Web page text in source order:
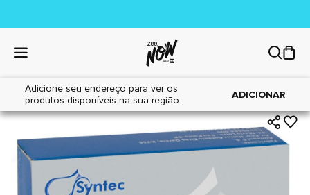
Adicione seu endereço para ver os
produtos disponíveis na sua região.
ADICIONAR
Home|Cães|Farmácia